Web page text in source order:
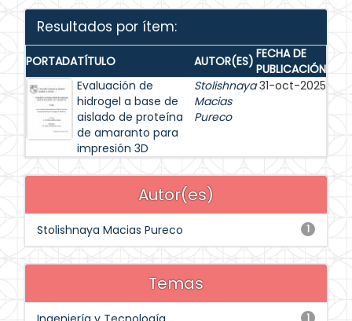
Resultados por ítem:
PORTADATÍTULO AUTOR(ES) FECHA DE
PUBLICACIÓN
Evaluación de
hidrogel a base de
aislado de proteína
de amaranto para
impresión 3D
Stolishnaya
Macias
Pureco
31-oct-2025
Autor(es)
1
Stolishnaya Macias Pureco
Temas
1